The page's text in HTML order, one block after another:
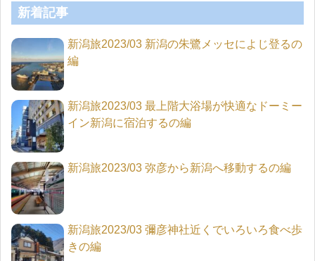
新着記事
新潟旅2023/03 新潟の朱鷺メッセによじ登るの
編
新潟旅2023/03 最上階大浴場が快適なドーミー
イン新潟に宿泊するの編
新潟旅2023/03 弥彦から新潟へ移動するの編
新潟旅2023/03 彌彦神社近くでいろいろ食べ歩
きの編